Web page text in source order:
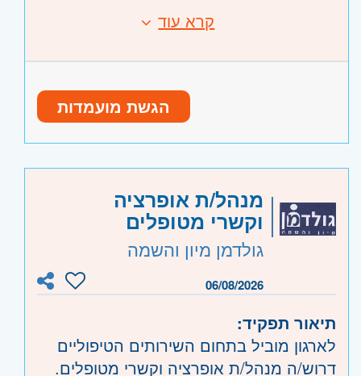
החברה בתחום ביטוח עובדים מחו"ל
- שימור לקוחות וחידוש ביטוחים
-טיפול אדמיניסטרטיבי שוטף ושימוש
-עבודה בסביבה משפחתית, נעימה ותומכת
- אפשרויות קידום למתאימים/ות
אזור: מרכז- תל אביב, פתח תקווה, רמת גן
וגבעתיים, בקעת אונו וגבעת שמואל, חולון
ובת-ים, מודיעין, שוהם
קרא עוד
הגשת מועמדות
מנהל/ת אופרציה
וקשרי מטופלים
גולדמן מיון והשמה
06/08/2026
תיאור תפקיד:
לארגון מוביל בתחום השירותים הטיפוליים
דרוש/ה מנהל/ת אופרציה וקשרי מטופלים.